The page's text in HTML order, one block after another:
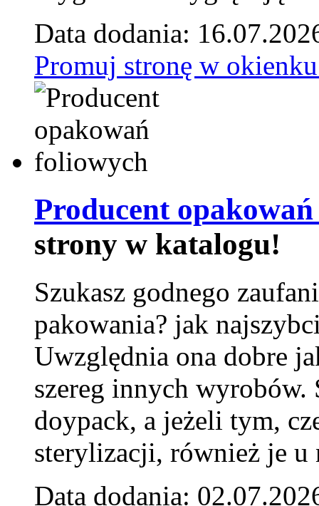
Data dodania:
Promuj stronę w
Producent
strony w katalogu!
Szukasz godnego
pakowania? jak
Uwzględnia ona dobre
szereg innych
doypack, a jeżeli tym,
sterylizacji, również je u
Data dodania: